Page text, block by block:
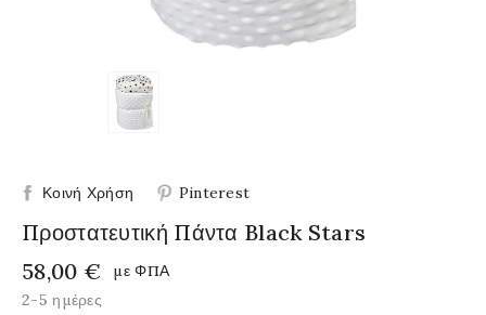
Κοινή Χρήση Pinterest
Προστατευτική Πάντα Black Stars
58,00 €
με ΦΠΑ
2-5 ημέρες